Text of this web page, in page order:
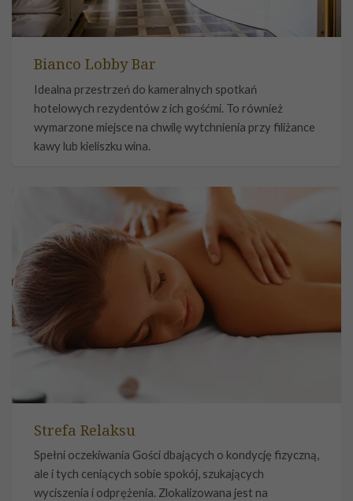
Bianco Lobby Bar
Idealna przestrzeń do kameralnych spotkań
hotelowych rezydentów z ich gośćmi. To również
wymarzone miejsce na chwilę wytchnienia przy filiżance
kawy lub kieliszku wina.
Strefa Relaksu
Spełni oczekiwania Gości dbających o kondycję fizyczną,
ale i tych ceniących sobie spokój, szukających
wyciszenia i odprężenia. Zlokalizowana jest na